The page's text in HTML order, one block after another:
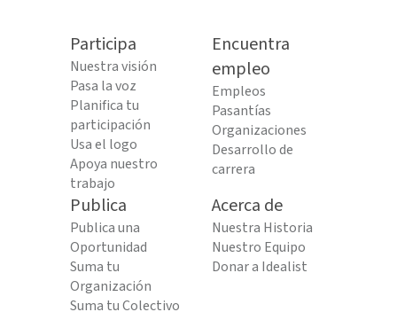
Participa
Nuestra visión
Pasa la voz
Planifica tu
participación
Usa el logo
Apoya nuestro
trabajo
Encuentra
empleo
Empleos
Pasantías
Organizaciones
Desarrollo de
carrera
Publica
Publica una
Oportunidad
Suma tu
Organización
Suma tu Colectivo
Acerca de
Nuestra Historia
Nuestro Equipo
Donar a Idealist